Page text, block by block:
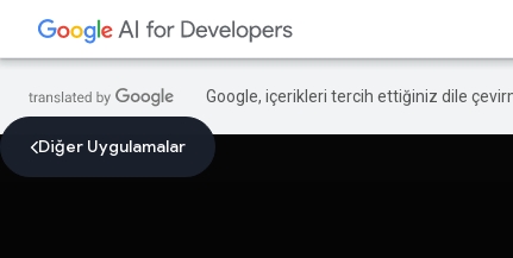
Google, içerikleri tercih ettiğiniz dile
Diğer Uygulamalar